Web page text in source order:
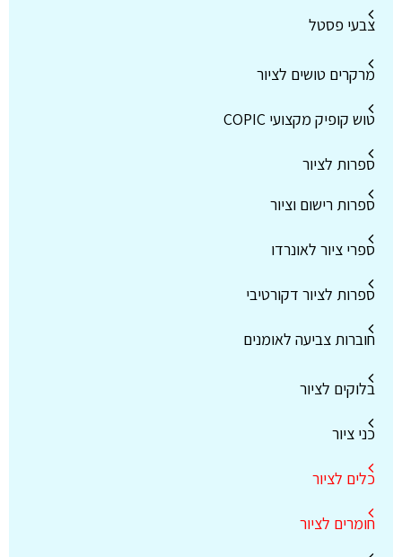
צבעי פסטל
מרקרים טושים לציור
טוש קופיק מקצועי COPIC
ספרות לציור
ספרות רישום וציור
ספרי ציור לאונרדו
ספרות לציור דקורטיבי
חוברות צביעה לאומנים
בלוקים לציור
כני ציור
כלים לציור
חומרים לציור